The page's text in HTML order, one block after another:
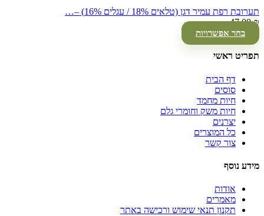
תערובת רפת עמיר דגן (טלאים 18% / עגלים 16%) –…
47.00₪
בחר אפשרויות
תפריט ראשי
דף הבית
סוסים
חיות מחמד
חיות משק וחומרי גלם
יצרנים
כל המוצרים
צור קשר
מידע נוסף
אודות
מאמרים
תקנון תנאי שימוש ורכישה באתר